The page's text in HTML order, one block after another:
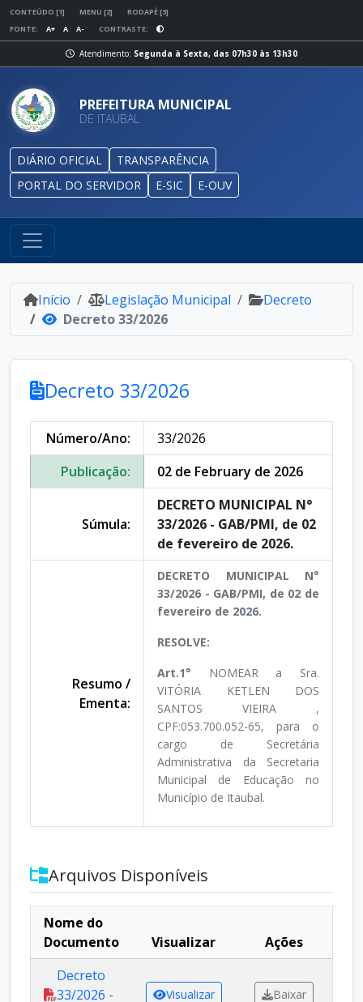
CONTEÚDO [1] MENU [2]
RODAPÉ [3]
FONTE:
A+ A A- CONTRASTE:
Atendimento: Segunda à Sexta, das 07h30 às 13h30
PREFEITURA MUNICIPAL
DE ITAUBAL
DIÁRIO OFICIAL
TRANSPARÊNCIA
PORTAL DO SERVIDOR
E-SIC E-OUV
Início Legislação Municipal
Decreto
Decreto 33/2026
Decreto 33/2026
Número/Ano:
33/2026
Publicação:
02 de February de 2026
Súmula:
DECRETO MUNICIPAL N°
33/2026 - GAB/PMI, de 02
de fevereiro de 2026.
Resumo /
Ementa:
DECRETO MUNICIPAL N°
33/2026 - GAB/PMI, de 02 de
fevereiro de 2026.
RESOLVE:
Art.1° NOMEAR a Sra.
VITÓRIA KETLEN DOS
SANTOS VIEIRA ,
CPF:053.700.052-65, para o
cargo de Secretária
Administrativa da Secretaria
Municipal de Educação no
Município de Itaubal.
Arquivos Disponíveis
Nome do
Documento
Visualizar
Ações
Decreto
33/2026 -
Visualizar Baixar